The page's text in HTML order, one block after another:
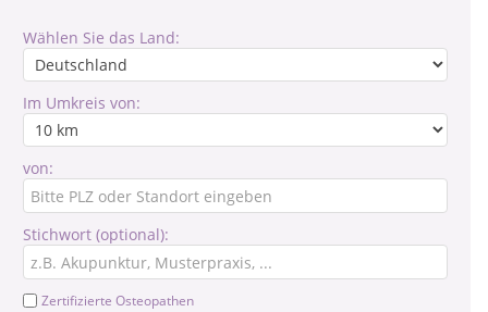
Wählen Sie das Land:
Im Umkreis von:
von:
Stichwort (optional):
Zertifizierte Osteopathen